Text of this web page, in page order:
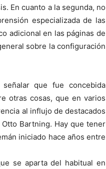
En cuanto a la segunda, no
especializada de las
adicional en las páginas de
sobre la configuración
que fue concebida
otras cosas, que en varios
al influjo de destacados
Bartning. Hay que tener
iniciado hace años entre
se aparta del habitual en